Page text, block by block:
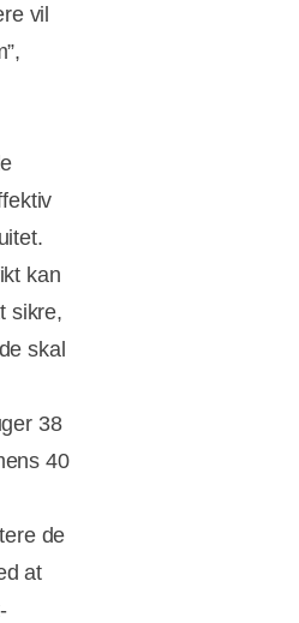
vil
kan
sikre,
skal
38
40
de
at